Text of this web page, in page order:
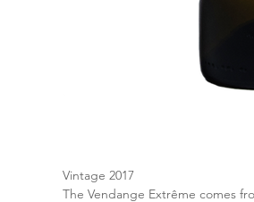
Vintage 2017
The Vendange Extrême comes